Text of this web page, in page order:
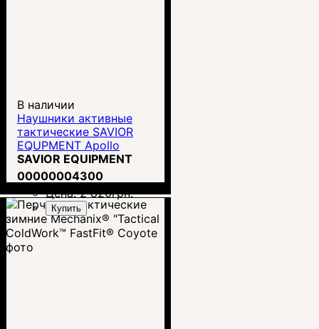
В наличии
Наушники активные
тактические SAVIOR
EQUPMENT Apollo
SAVIOR EQUIPMENT
00000004300
Цена:2 820грн.
Купить